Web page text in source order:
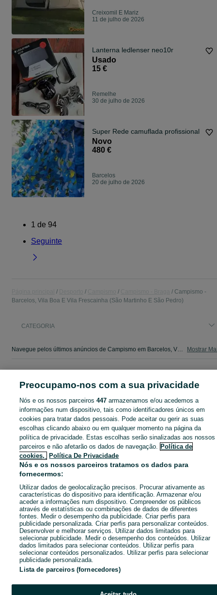
Creixomil E Mariz
11 de julho de 2026
Lanterna ledlenser neo10r
Usado
15 €
Remelhe
30 de julho de 2026
Super Rede camuflada profissional
Novo
480 €
Barcelos
20 de julho de 2026
1 de 94
Seguinte
Campismo -
Barcelos, Vila Boa E Vila Frescainha (São Martinho E São Pedro)
CATEGORIA
Navegue pelos últimos anúncios de Campismo em Barcelos, Vila Boa E Vila Frescainha (São Martinho E São Pedro) no OLX Portugal. Compre e venda produtos locais com facilidade e segurança. Mostrar
Mapa das freguesias
Mapa de mini-sites
Pesquisas populares
Preocupamo-nos com a sua privacidade
Nós e os nossos parceiros447 armazenamos e/ou acedemos a
informações num dispositivo, tais como identificadores únicos em
cookies para tratar dados pessoais. Pode aceitar ou gerir as suas
escolhas clicando abaixo ou em qualquer momento na página da
política de privacidade. Estas escolhas serão sinalizadas aos nossos
parceiros e não afetarão os dados de navegação. Política de
cookies,
Política De Privacidade
Nós e os nossos parceiros tratamos os dados para
fornecermos:
Utilizar dados de geolocalização precisos. Procurar ativamente as
características do dispositivo para identificação. Armazenar e/ou
aceder a informações num dispositivo. Compreender os públicos
através de estatísticas ou combinações de dados de diferentes
fontes. Medir o desempenho da publicidade. Criar perfis para
publicidade personalizada. Criar perfis para personalizar conteúdos.
Desenvolver e melhorar serviços. Utilizar dados limitados para
selecionar publicidade. Medir o desempenho dos conteúdos. Utilizar
dados limitados para selecionar conteúdos. Utilizar perfis para
selecionar conteúdos personalizados. Utilizar perfis para selecionar
publicidade personalizada.
Lista de parceiros (fornecedores)